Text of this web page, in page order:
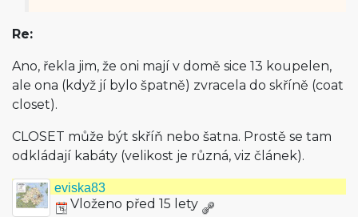
Re:
Ano, řekla jim, že oni mají v domě sice 13 koupelen,
ale ona (když jí bylo špatně) zvracela do skříně (coat
closet).
CLOSET může být skříň nebo šatna. Prostě se tam
odkládají kabáty (velikost je různá, viz článek).
eviska83
Vloženo před 15 lety